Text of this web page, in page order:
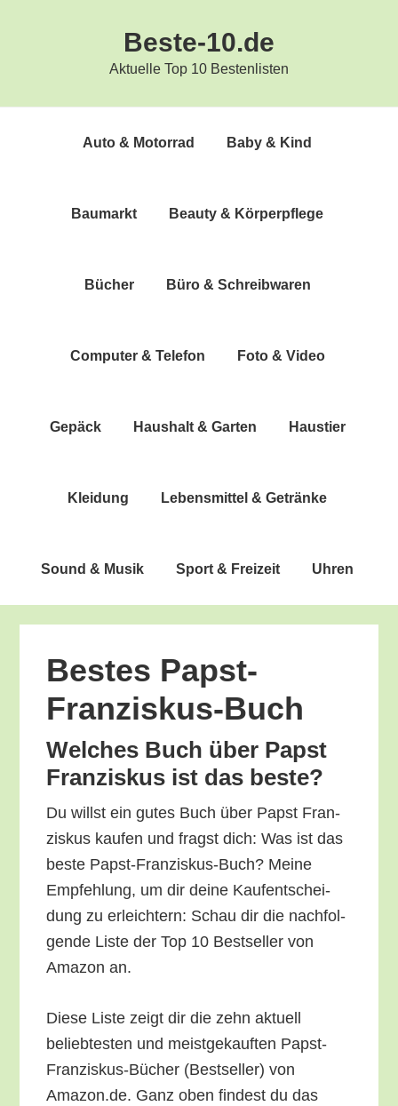
Beste-10.de
Aktuelle Top 10 Bestenlisten
Auto & Motorrad Baby & Kind
Bau­markt Beau­ty & Körperpflege
Bücher Büro & Schreibwaren
Com­pu­ter & Telefon Foto & Video
Gepäck Haus­halt & Garten Haus­tier
Klei­dung Lebens­mit­tel & Getränke
Sound & Musik Sport & Freizeit Uhren
Bes­tes Papst-
Franziskus-Buch
Wel­ches Buch über Papst
Fran­zis­kus ist das beste?
Du willst ein gutes Buch über Papst Fran­
zis­kus kau­fen und fragst dich: Was ist das
bes­te Papst-Fran­zis­kus-Buch? Mei­ne
Emp­feh­lung, um dir dei­ne Kauf­ent­schei­
dung zu erleich­tern: Schau dir die nach­fol­
gen­de Lis­te der Top 10 Best­sel­ler von
Ama­zon an.
Die­se Lis­te zeigt dir die zehn aktu­ell
belieb­tes­ten und meist­ge­kauf­ten Papst-
Fran­zis­kus-Bücher (Best­sel­ler) von
Amazon.de. Ganz oben fin­dest du das